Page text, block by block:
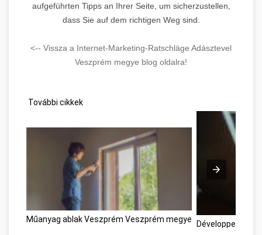
aufgeführten Tipps an Ihrer Seite, um sicherzustellen,
dass Sie auf dem richtigen Weg sind.
<-- Vissza a Internet-Marketing-Ratschläge Adásztevel
Veszprém megye blog oldalra!
További cikkek
Műanyag ablak Veszprém Veszprém megye Développement